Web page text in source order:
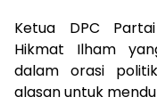
Ketua DPC
Hikmat Ilham
dalam orasi
alasan untuk